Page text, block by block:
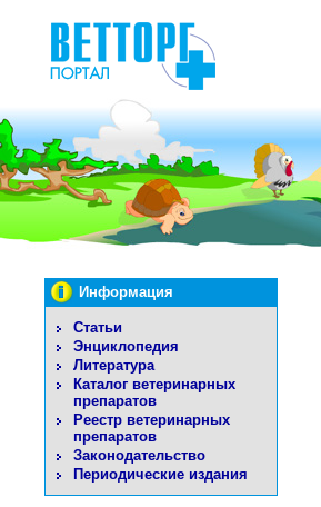
Информация
Статьи
Энциклопедия
Литература
Каталог ветеринарных
препаратов
Реестр ветеринарных
препаратов
Законодательство
Периодические издания